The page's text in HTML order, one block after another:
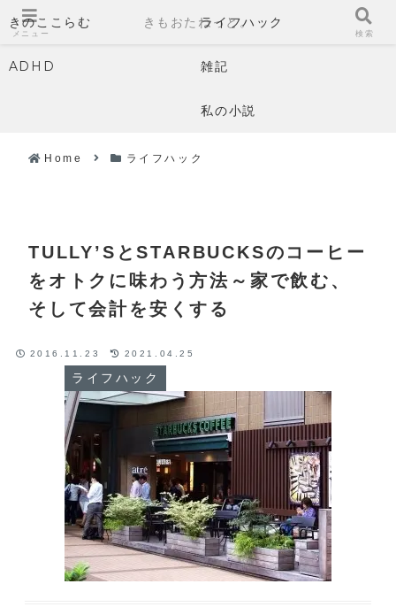
きのここらむ ライフハック
ADHD 雑記
私の小説
Home ライフハック
TULLY’SとSTARBUCKSのコーヒー
をオトクに味わう方法～家で飲む、
そして会計を安くする
ライフハック
2016.11.23 2021.04.25
メニュー
きもおたねっと。
検索